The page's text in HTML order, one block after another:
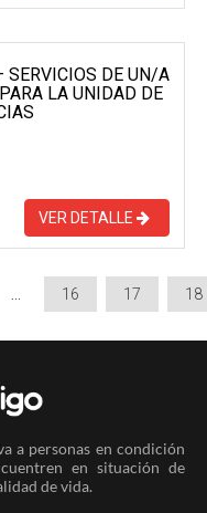
DE UN/A
LA UNIDAD DE
VER DETALLE
16 17 18
a personas en condición
en situación de
de vida.